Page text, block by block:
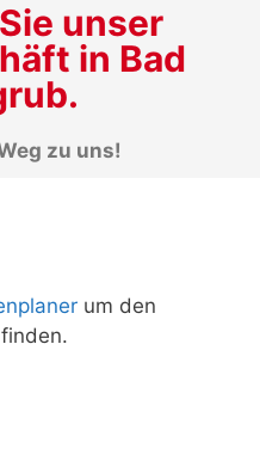
unser
in Bad
zu uns!
um den